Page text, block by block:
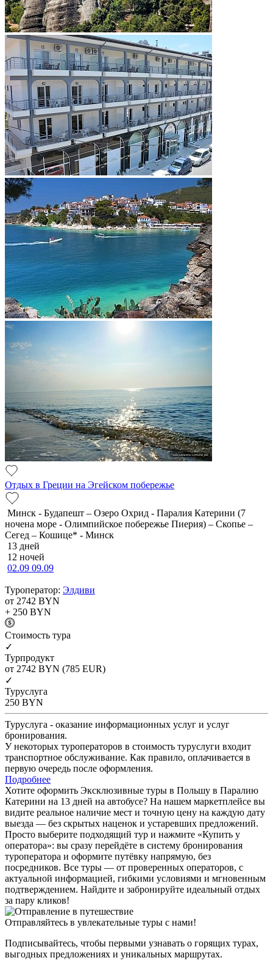
Отдых в Греции на Эгейском побережье
Минск - Будапешт – Озеро Охрид - Паралия Катерини (7
ночена море - Олимпийское побережье Пиерия) – Скопье –
Сегед – Кошице* - Минск
13 дней
12 ночей
02.09 09.09
Туроператор: Элдиви
от 2742 BYN
+ 250 BYN
Cтоимость тура
✓
Турпродукт
от 2742 BYN (785 EUR)
✓
Туруслуга
250 BYN
Туруслуга - оказание информационных услуг и услуг
бронирования.
У некоторых туроператоров в стоимость туруслуги входит
транспортное обслуживание. Как правило, оплачивается в
первую очередь после оформления.
Подробнее
Хотите оформить Эксклюзивные туры в Польшу в Паралию
Катерини на 13 дней на автобусе? На нашем маркетплейсе вы
видите реальное наличие мест и точную цену на каждую дату
выезда — без скрытых наценок и устаревших предложений.
Просто выберите подходящий тур и нажмите «Купить у
оператора»: вы сразу перейдёте в систему бронирования
туроператора и оформите путёвку напрямую, без
посредников. Все туры — от проверенных операторов, с
актуальной информацией, гибкими условиями и мгновенным
подтверждением. Найдите и забронируйте идеальный отдых
за пару кликов!
Отправляйтесь в увлекательные туры с нами!
Подписывайтесь, чтобы первыми узнавать о горящих турах,
выгодных предложениях и уникальных маршрутах.